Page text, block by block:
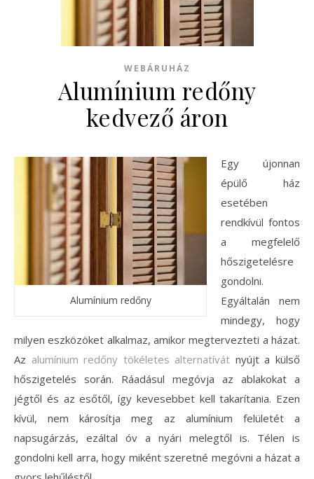
WEBÁRUHÁZ
Alumínium redőny
kedvező áron
Alumínium redőny
Egy újonnan
épülő ház
esetében
rendkívül fontos
a megfelelő
hőszigetelésre
gondolni.
Egyáltalán nem
mindegy, hogy
milyen eszközöket alkalmaz, amikor megtervezteti a házat.
Az alumínium redőny tökéletes alternatívát nyújt a külső
hőszigetelés során. Ráadásul megóvja az ablakokat a
jégtől és az esőtől, így kevesebbet kell takarítania. Ezen
kívül, nem károsítja meg az alumínium felületét a
napsugárzás, ezáltal óv a nyári melegtől is. Télen is
gondolni kell arra, hogy miként szeretné megóvni a házat a